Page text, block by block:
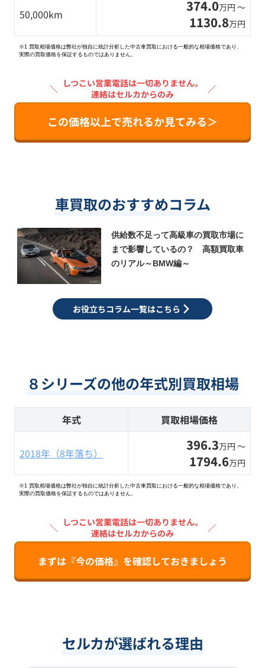
50,000km 374.0万円 〜
1130.8万円
※1 買取相場価格は弊社が独自に統計分析した中古車買取における一般的な相場価格であり、
実際の買取価格を保証するものではありません。
＼ しつこい営業電話は一切ありません。
連絡はセルカからのみ
／
この価格以上で売れるか見てみる＞
車買取のおすすめコラム
供給数不足って高級車の買取市場に
まで影響しているの？ 高額買取車
のリアル～BMW編～
お役立ちコラム一覧はこちら
８シリーズの他の年式別買取相場
年式 買取相場価格
2018年（8年落ち） 396.3万円 〜
1794.6万円
※1 買取相場価格は弊社が独自に統計分析した中古車買取における一般的な相場価格であり、
実際の買取価格を保証するものではありません。
＼ しつこい営業電話は一切ありません。
連絡はセルカからのみ
／
まずは『今の価格』を確認しておきましょう
セルカが選ばれる理由